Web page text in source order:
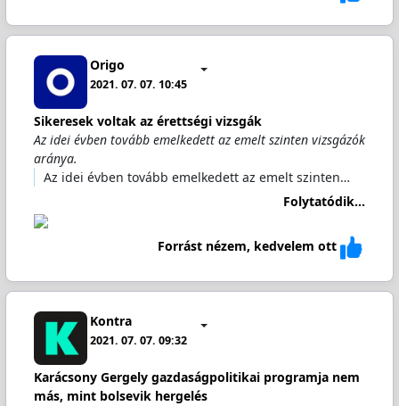
Origo
2021. 07. 07. 10:45
Sikeresek voltak az érettségi vizsgák
Az idei évben tovább emelkedett az emelt szinten vizsgázók
aránya.
Az idei évben tovább emelkedett az emelt szinten…
Folytatódik...
Forrást nézem, kedvelem ott
Kontra
2021. 07. 07. 09:32
Karácsony Gergely gazdaságpolitikai programja nem
más, mint bolsevik hergelés